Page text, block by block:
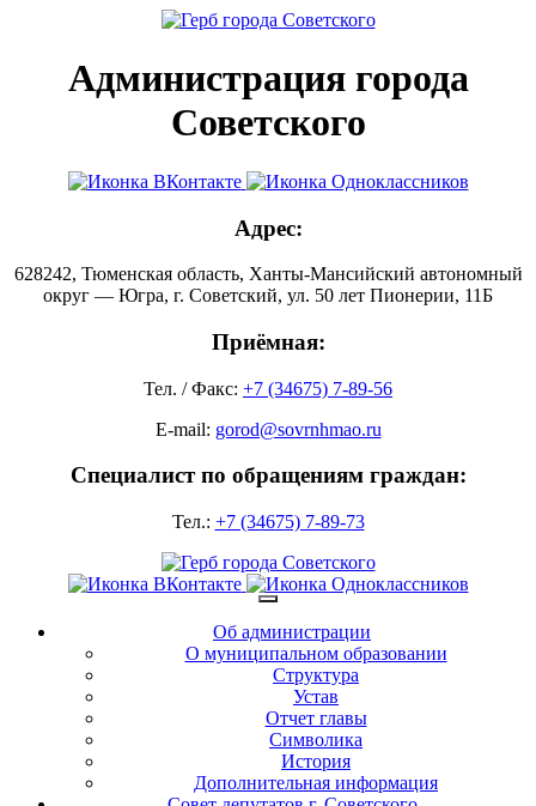
Администрация города
Советского
Адрес:
628242, Тюменская область, Ханты-Мансийский автономный
округ — Югра, г. Советский, ул. 50 лет Пионерии, 11Б
Приёмная:
Тел. / Факс: +7 (34675) 7-89-56
E-mail: gorod@sovrnhmao.ru
Специалист по обращениям граждан:
Тел.: +7 (34675) 7-89-73
Об администрации
О муниципальном образовании
Структура
Устав
Отчет главы
Символика
История
Дополнительная информация